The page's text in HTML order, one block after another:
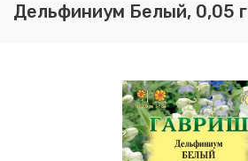
Дельфиниум Белый, 0,05 г